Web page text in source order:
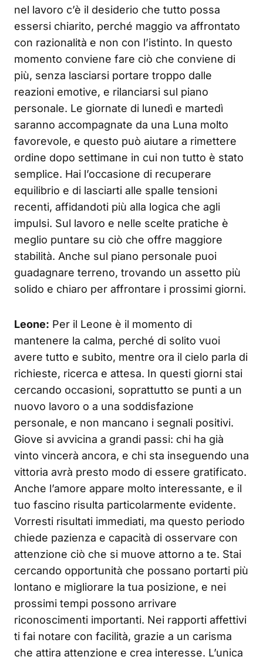
nel lavoro c’è il desiderio che tutto possa
essersi chiarito, perché maggio va affrontato
con razionalità e non con l’istinto. In questo
momento conviene fare ciò che conviene di
più, senza lasciarsi portare troppo dalle
reazioni emotive, e rilanciarsi sul piano
personale. Le giornate di lunedì e martedì
saranno accompagnate da una Luna molto
favorevole, e questo può aiutare a rimettere
ordine dopo settimane in cui non tutto è stato
semplice. Hai l’occasione di recuperare
equilibrio e di lasciarti alle spalle tensioni
recenti, affidandoti più alla logica che agli
impulsi. Sul lavoro e nelle scelte pratiche è
meglio puntare su ciò che offre maggiore
stabilità. Anche sul piano personale puoi
guadagnare terreno, trovando un assetto più
solido e chiaro per affrontare i prossimi giorni.
Leone: Per il Leone è il momento di
mantenere la calma, perché di solito vuoi
avere tutto e subito, mentre ora il cielo parla di
richieste, ricerca e attesa. In questi giorni stai
cercando occasioni, soprattutto se punti a un
nuovo lavoro o a una soddisfazione
personale, e non mancano i segnali positivi.
Giove si avvicina a grandi passi: chi ha già
vinto vincerà ancora, e chi sta inseguendo una
vittoria avrà presto modo di essere gratificato.
Anche l’amore appare molto interessante, e il
tuo fascino risulta particolarmente evidente.
Vorresti risultati immediati, ma questo periodo
chiede pazienza e capacità di osservare con
attenzione ciò che si muove attorno a te. Stai
cercando opportunità che possano portarti più
lontano e migliorare la tua posizione, e nei
prossimi tempi possono arrivare
riconoscimenti importanti. Nei rapporti affettivi
ti fai notare con facilità, grazie a un carisma
che attira attenzione e crea interesse. L’unica